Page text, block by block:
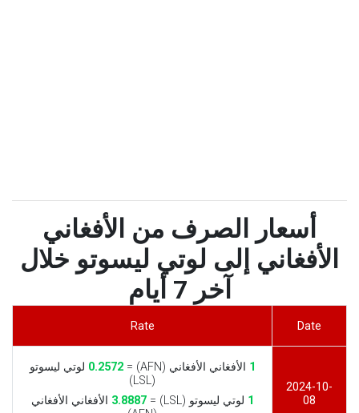
أسعار الصرف من الأفغاني
الأفغاني إلى لوتي ليسوتو خلال
آخر 7 أيام
Date
Rate
2024-10-
08
1 الأفغاني الأفغاني (AFN) = 0.2572 لوتي ليسوتو
(LSL)
1 لوتي ليسوتو (LSL) = 3.8887 الأفغاني الأفغاني